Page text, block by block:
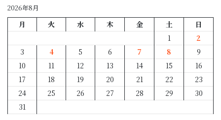
2026年8月
月 火 水 木 金 土
日
1
2
3
4 5 6 7 8
9
10
11 12 13 14 15
16
17
18 19 20 21 22
23
24
25 26 27 28 29
30
31